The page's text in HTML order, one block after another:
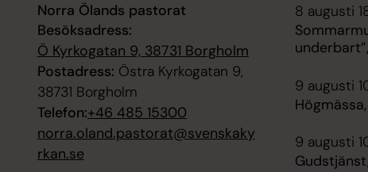
Norra Ölands pastorat
Besöksadress:
Ö Kyrkogatan 9, 38731 Borgholm
Postadress: Östra Kyrkogatan 9,
38731 Borgholm
Telefon:+46 485 15300
norra.oland.pastorat@svenskaky
rkan.se
8 augusti
9 augusti
9 augusti